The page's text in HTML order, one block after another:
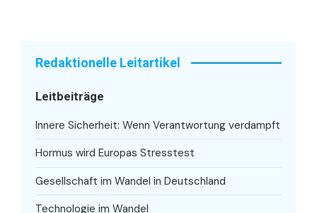
Redaktionelle Leitartikel
Leitbeiträge
Innere Sicherheit: Wenn Verantwortung verdampft
Hormus wird Europas Stresstest
Gesellschaft im Wandel in Deutschland
Technologie im Wandel